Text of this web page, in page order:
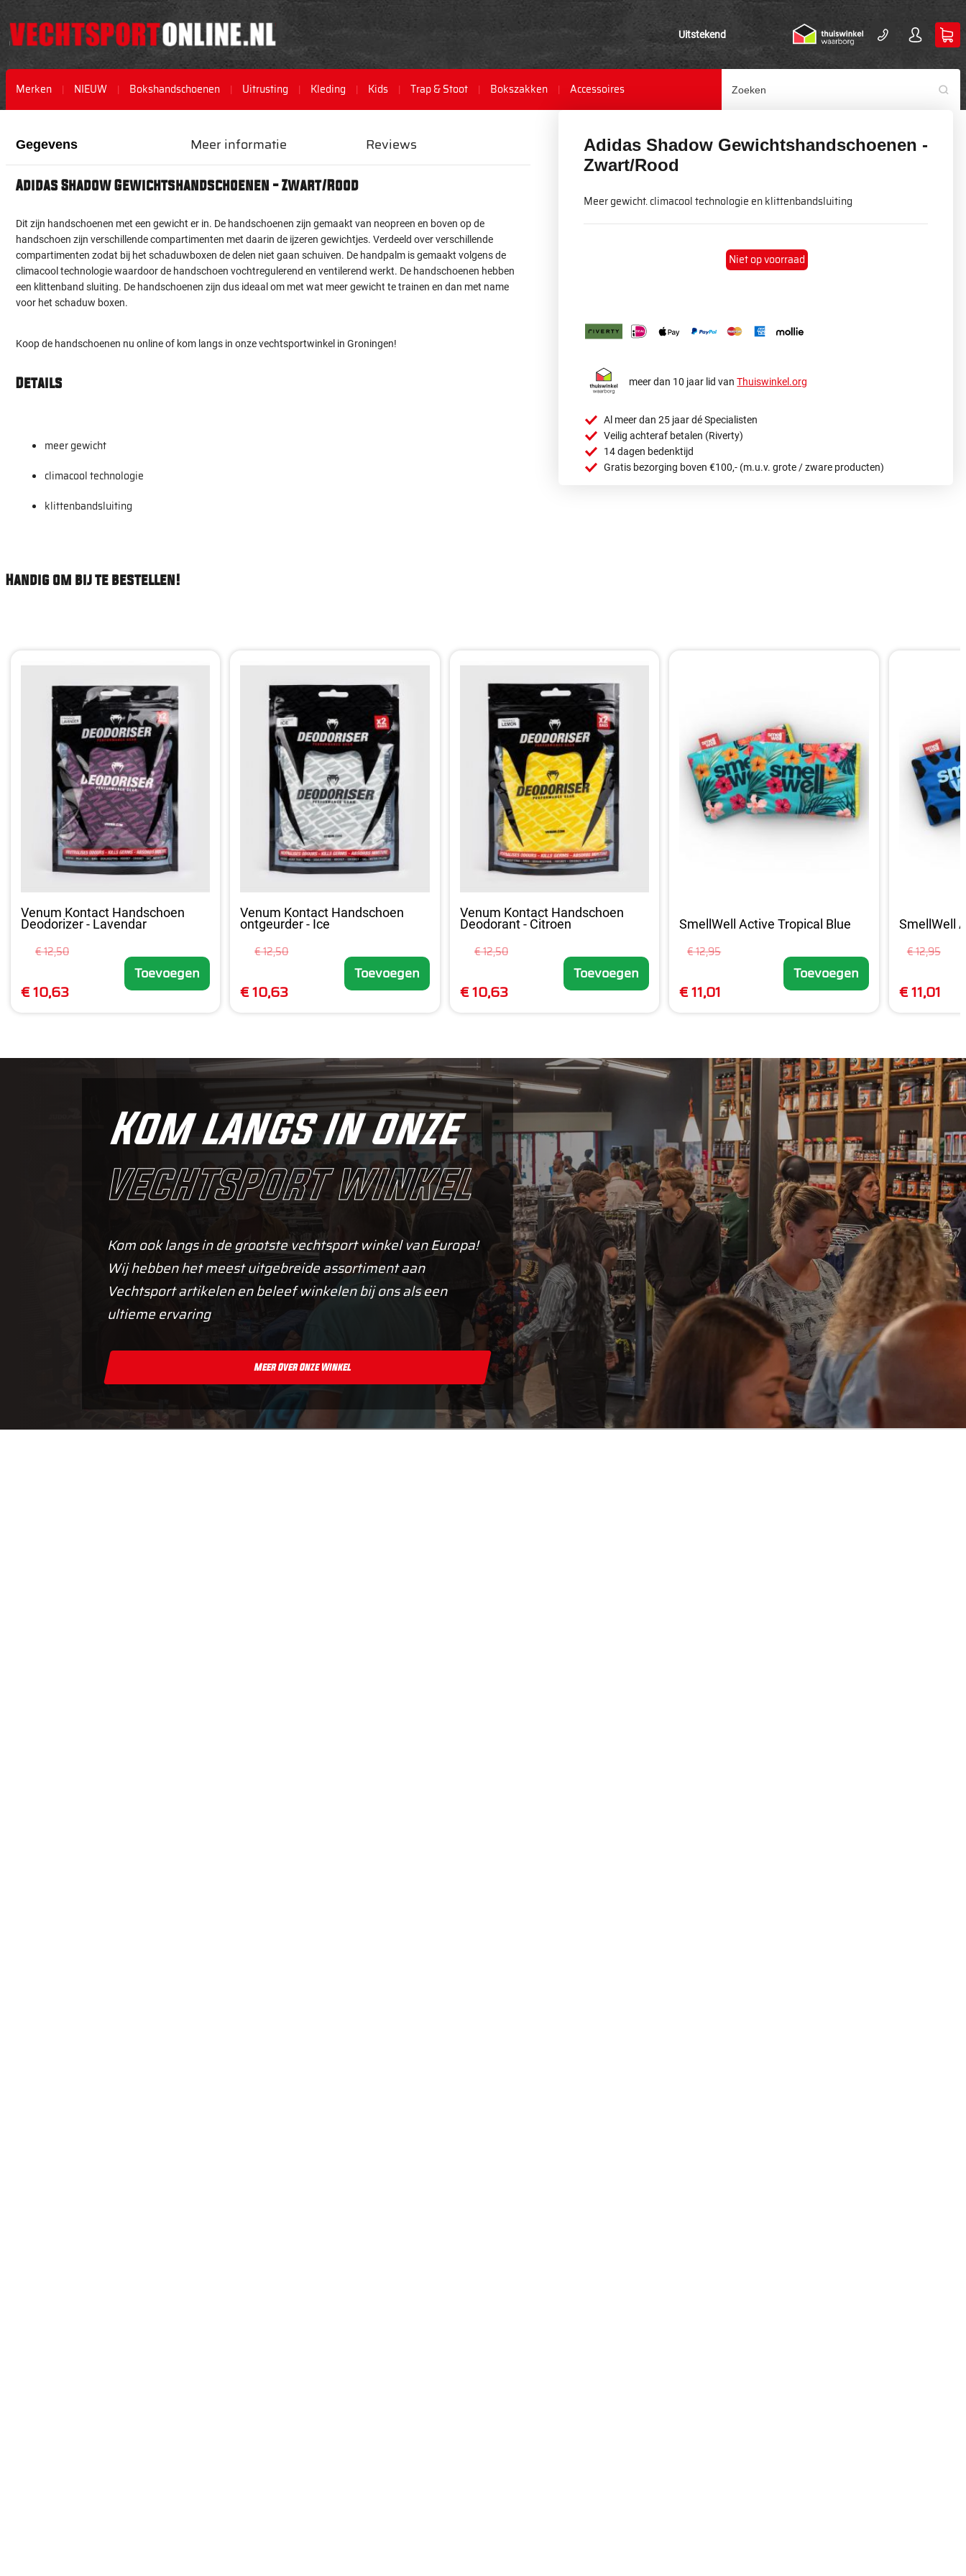
Uitstekend
Merken NIEUW Bokshandschoenen Uitrusting Kleding Kids Trap & Stoot Bokszakken Accessoires
het
van
gallerij
het
van
gallerij
Adidas Shadow Gewichtshandschoenen -
Zwart/Rood
Meer gewicht. climacool technologie en klittenbandsluiting
Niet op voorraad
meer dan 10 jaar lid vanThuiswinkel.org
Al meer dan 25 jaar dé Specialisten
Veilig achteraf betalen (Riverty)
14 dagen bedenktijd
Gratis bezorging boven €100,- (m.u.v. grote / zware producten)
Gegevens
Adidas Shadow Gewichtshandschoenen - Zwart/Rood
Dit zijn handschoenen met een gewicht er in. De handschoenen zijn gemaakt van neopreen en boven op de
handschoen zijn verschillende compartimenten met daarin de ijzeren gewichtjes. Verdeeld over verschillende
compartimenten zodat bij het schaduwboxen de delen niet gaan schuiven. De handpalm is gemaakt volgens de
climacool technologie waardoor de handschoen vochtregulerend en ventilerend werkt. De handschoenen hebben
een klittenband sluiting. De handschoenen zijn dus ideaal om met wat meer gewicht te trainen en dan met name
voor het schaduw boxen.
Koop de handschoenen nu online of kom langs in onze vechtsportwinkel in Groningen!
Details
meer gewicht
climacool technologie
klittenbandsluiting
Meer informatie Reviews
Handig om bij te bestellen!
Venum Kontact Handschoen
Deodorizer - Lavendar
€ 12,50
€ 10,63
Toevoegen
Venum Kontact Handschoen
ontgeurder - Ice
€ 12,50
€ 10,63
Toevoegen
Venum Kontact Handschoen
Deodorant - Citroen
€ 12,50
€ 10,63
Toevoegen
SmellWell Active Tropical Blue
€ 12,95
€ 11,01
Toevoegen
SmellWell
€ 12,95
€ 11,01
Kom langs in onze
vechtsport winkel
Kom ook langs in de grootste vechtsport winkel van Europa!
Wij hebben het meest uitgebreide assortiment aan
Vechtsport artikelen en beleef winkelen bij ons als een
ultieme ervaring
Meer Over Onze Winkel